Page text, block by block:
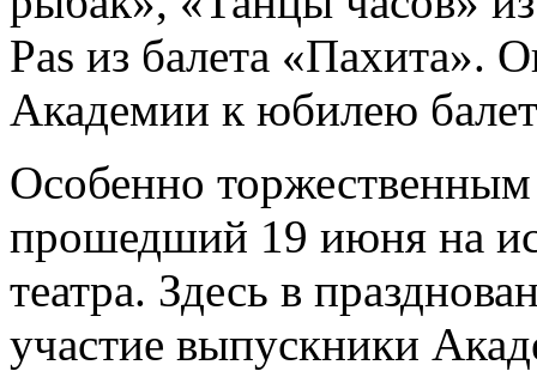
Pas из балета «Пахита».
Академии к юбилею
Особенно
прошедший 19 июня на
театра. Здесь в
участие выпускники